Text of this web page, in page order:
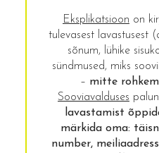
Eksplikatsioon on
tulevasest lavastusest
sõnum, lühike
sündmused, miks
– mitte
Sooviavalduses
lavastamist
märkida oma:
number, meiliaadress